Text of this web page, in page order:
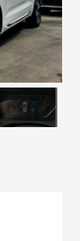
Next
Next